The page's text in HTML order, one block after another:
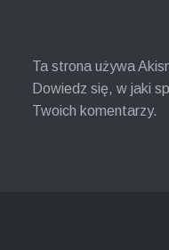
Ta strona używa
Dowiedz się, w jaki
Twoich komentarzy.